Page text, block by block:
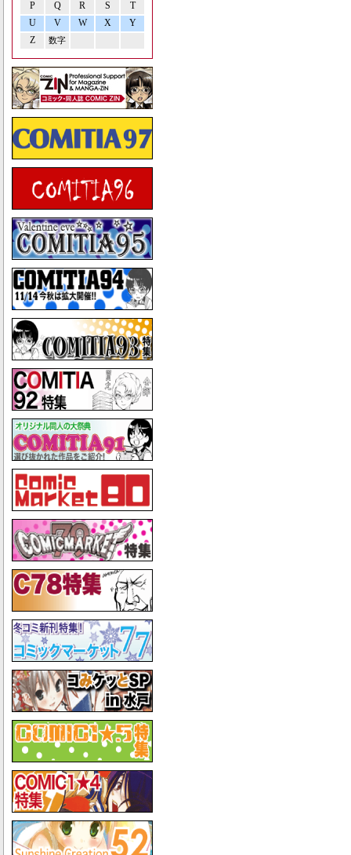
P Q R S
T
U
V W X
Y
Z
数字